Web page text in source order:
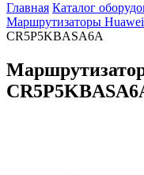
Главная Каталог
Маршрутизаторы Huawei
CR5P5KBASA6A